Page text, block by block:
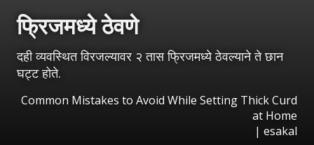
फ्रिजमध्ये ठेवणे
दही व्यवस्थित विरजल्यावर २ तास फ्रिजमध्ये ठेवल्याने ते छान
घट्ट होते.
Common Mistakes to Avoid While Setting Thick Curd
at Home
| esakal